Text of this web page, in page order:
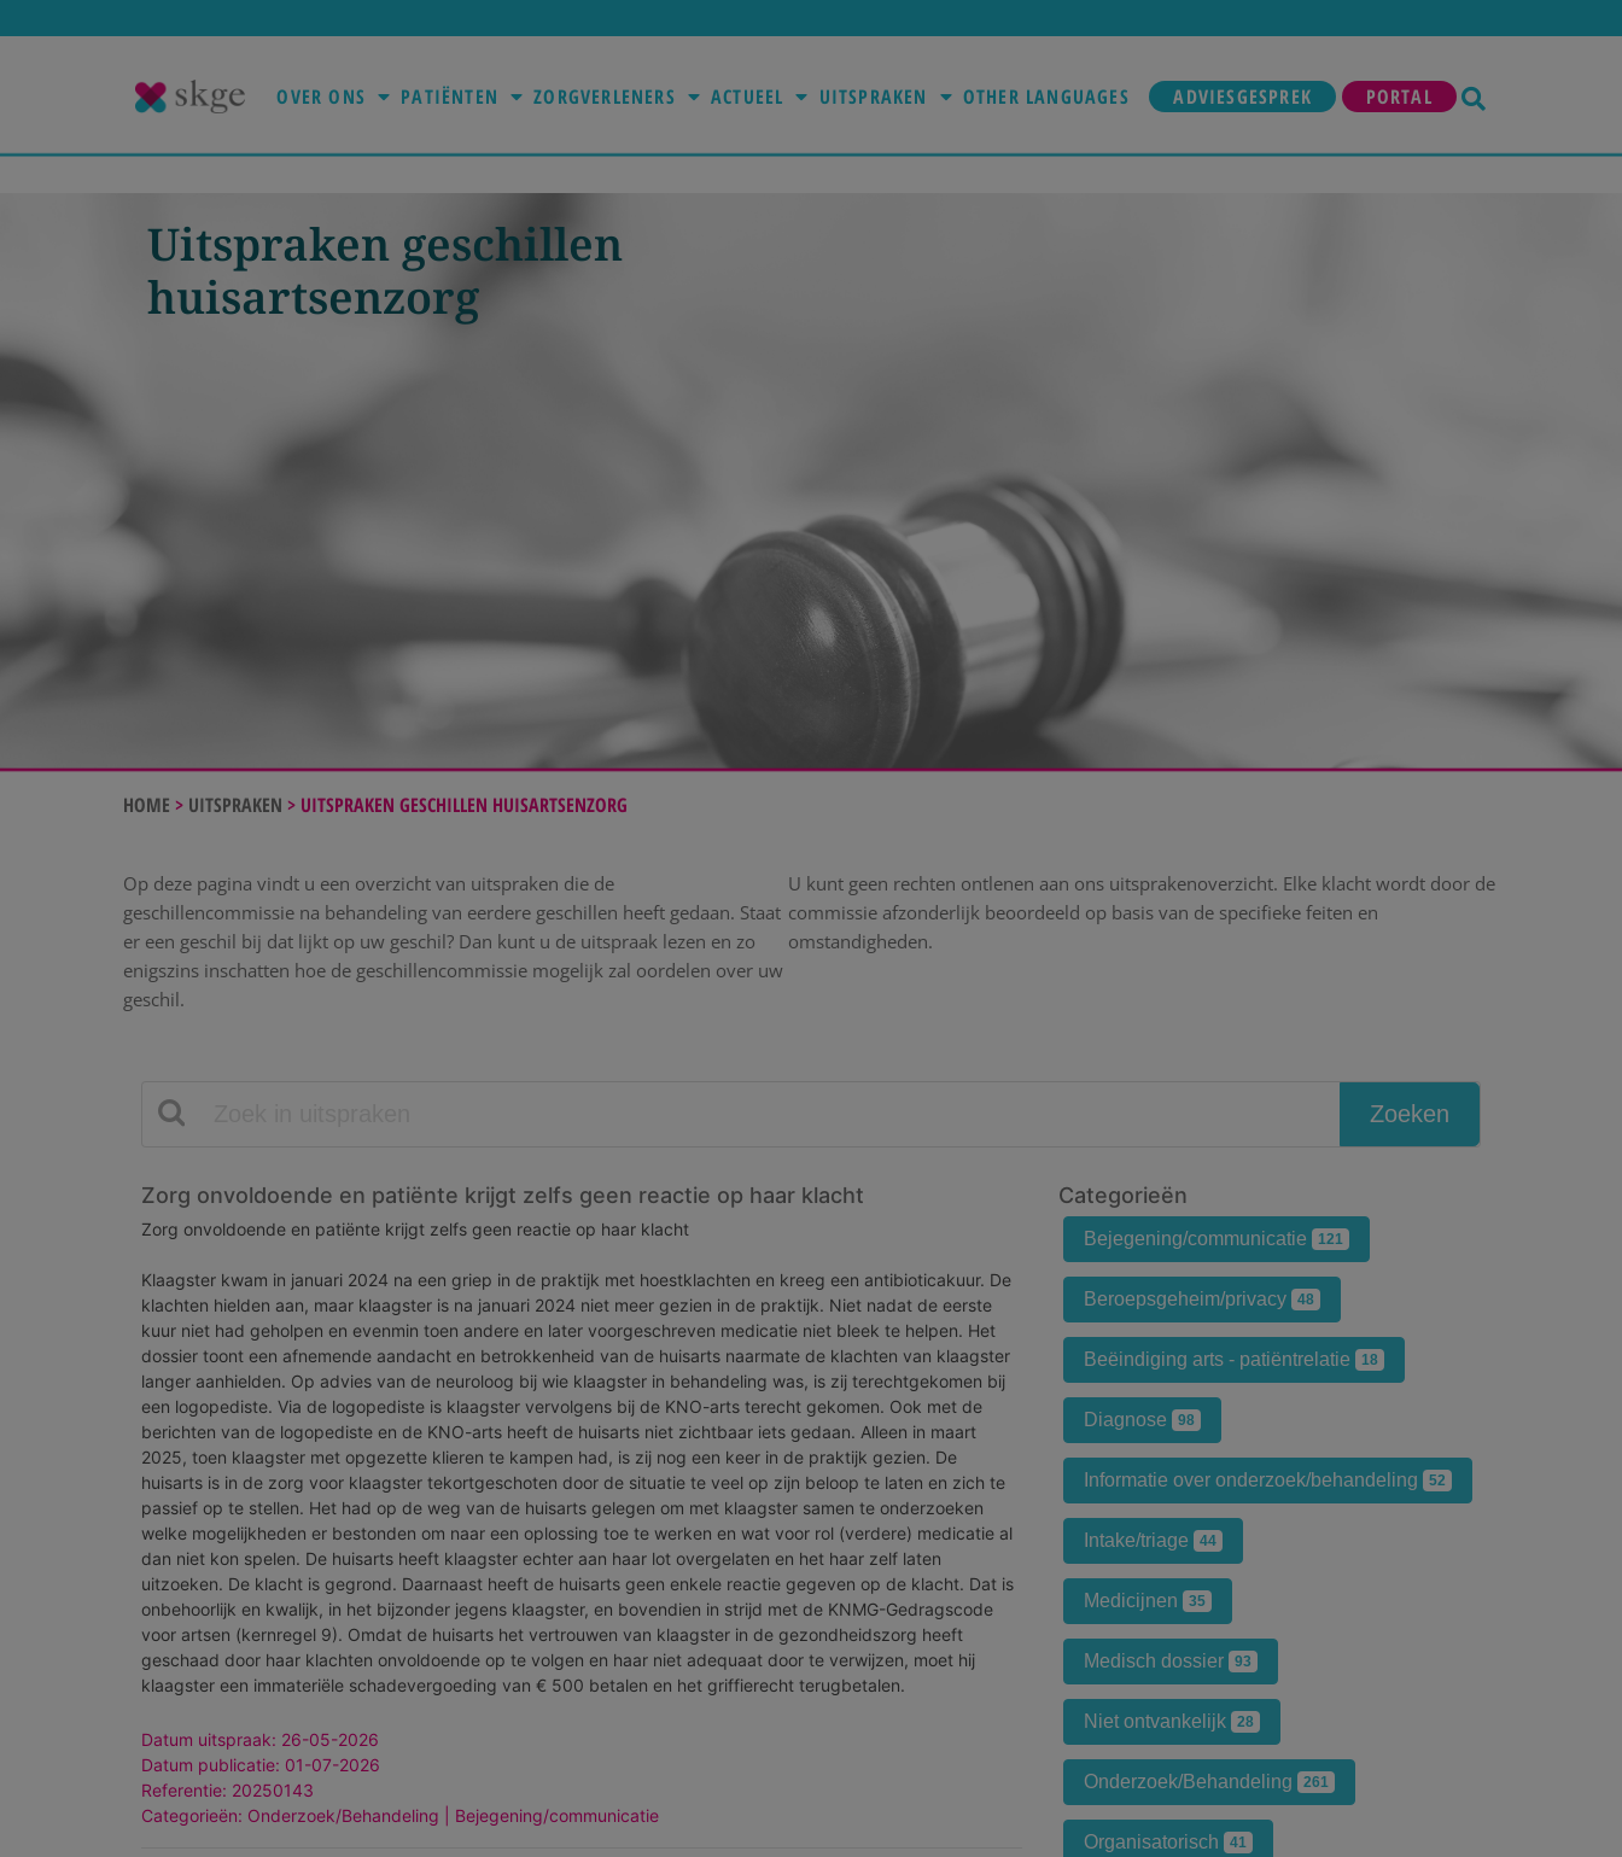
OVER ONS PATIËNTEN ZORGVERLENERS ACTUEEL UITSPRAKEN OTHER LANGUAGES ADVIESGESPREK PORTAL
Uitspraken geschillen
huisartsenzorg
HOME > UITSPRAKEN > UITSPRAKEN GESCHILLEN HUISARTSENZORG
Op deze pagina vindt u een overzicht van uitspraken die de
geschillencommissie na behandeling van eerdere geschillen heeft gedaan. Staat
er een geschil bij dat lijkt op uw geschil? Dan kunt u de uitspraak lezen en zo
enigszins inschatten hoe de geschillencommissie mogelijk zal oordelen over uw
geschil.
U kunt geen rechten ontlenen aan ons uitsprakenoverzicht. Elke klacht wordt door de
commissie afzonderlijk beoordeeld op basis van de specifieke feiten en
omstandigheden.